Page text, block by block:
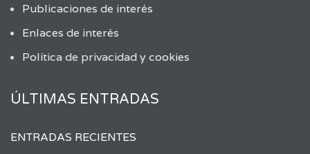
Publicaciones de interés
Enlaces de interés
Política de privacidad y cookies
ÚLTIMAS ENTRADAS
ENTRADAS RECIENTES